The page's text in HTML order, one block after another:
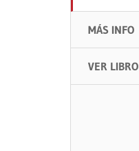
MÁS INFO
VER LIBRO